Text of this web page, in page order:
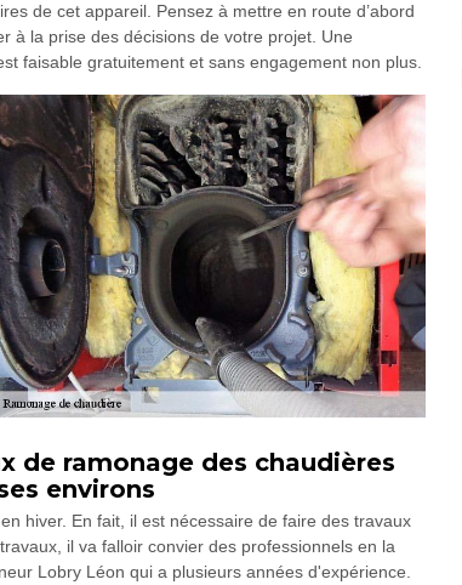
de cet appareil. Pensez à mettre en route d’abord
à la prise des décisions de votre projet. Une
faisable gratuitement et sans engagement non plus.
de ramonage des chaudières
environs
hiver. En fait, il est nécessaire de faire des travaux
il va falloir convier des professionnels en la
Lobry Léon qui a plusieurs années d'expérience.